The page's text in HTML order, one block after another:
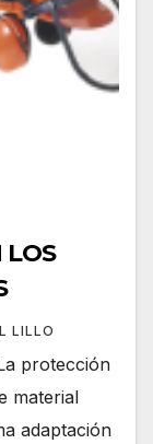
LOS
LILLO
protección
material
adaptación